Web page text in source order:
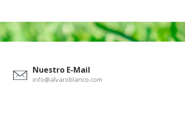
Nuestro E-Mail
info@alvaroblanco.com